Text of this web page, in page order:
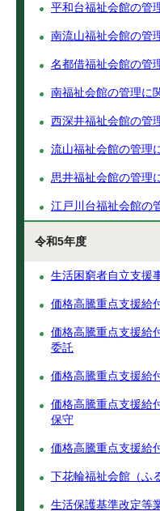
平和台福祉会館の管
南流山福祉会館の管
名都借福祉会館の管
南福祉会館の管理に
西深井福祉会館の管
流山福祉会館の管理
思井福祉会館の管理
江戸川台福祉会館の
令和5年度
生活困窮者自立支援
価格高騰重点支援給
価格高騰重点支援給
委託
価格高騰重点支援給
価格高騰重点支援給
保守
価格高騰重点支援給
下花輪福祉会館（ふ
生活保護基準改定等